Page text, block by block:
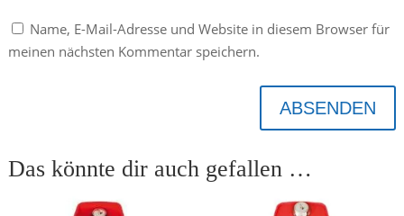
Name, E-Mail-Adresse und Website in diesem Browser für
meinen nächsten Kommentar speichern.
ABSENDEN
Das könnte dir auch gefallen …